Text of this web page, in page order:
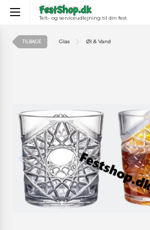
Telt- og serviceudlejning til din fest
TILBAGE Glas Øl & Vand